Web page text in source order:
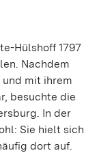
Hülshoff 1797
Nachdem
mit ihrem
besuchte die
In der
Sie hielt sich
dort auf.